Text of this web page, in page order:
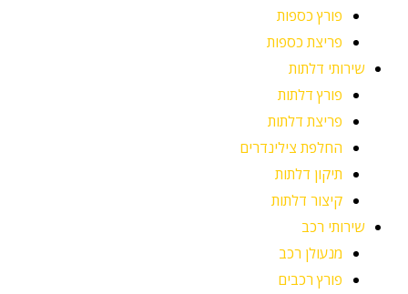
פורץ כספות
פריצת כספות
שירותי דלתות
פורץ דלתות
פריצת דלתות
החלפת צילינדרים
תיקון דלתות
קיצור דלתות
שירותי רכב
מנעולן רכב
פורץ רכבים